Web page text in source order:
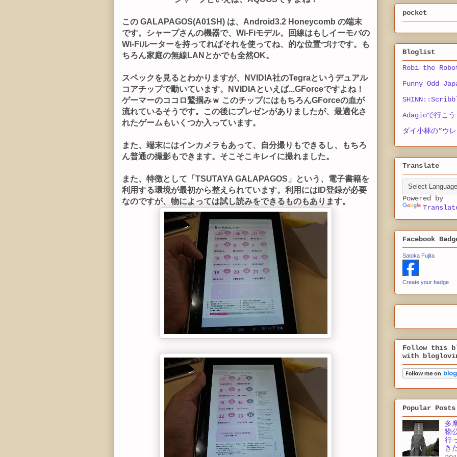
この GALAPAGOS(A01SH) は、Android3.2 Honeycomb の端末
です。シャープさんの機器で、Wi-Fiモデル。回線はもしイーモバの
Wi-Fiルーターを持ってればそれを使ってね、的な位置づけです。も
ちろん家庭の無線LANとかでも全然OK。
スペックを見るとわかりますが、NVIDIA社のTegraというデュアル
コアチップで動いています。NVIDIAといえば...GForceですよね！
ゲーマーのココロ鷲掴みｗ このチップにはもちろんGForceの血が
流れているそうです。この後にプレゼンがありましたが、最適化さ
れたゲームもいくつか入っています。
また、端末にはインカメラもあって、自分撮りもできるし、もちろ
ん普通の撮影もできます。そこそこキレイに撮れました。
また、特徴として「TSUTAYA GALAPAGOS」という、電子書籍を
利用する環境が最初から整えられています。利用にはID登録が必要
なのですが、物によっては試し読みをできるものもあります。
pocket
Bloglist
Robi the
Funny Odd
Adagioで行こう
ダイ小林の”ウ
Translate
Powered by
Facebook
Satoka Fujita
Create your badge
Follow this
with
Popular Posts
多
物
行
き